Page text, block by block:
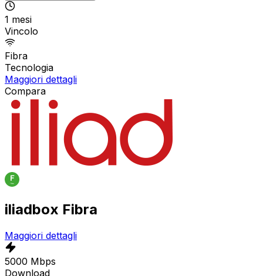
1 mesi
Vincolo
Fibra
Tecnologia
Maggiori dettagli
Compara
iliadbox Fibra
Maggiori dettagli
5000 Mbps
Download